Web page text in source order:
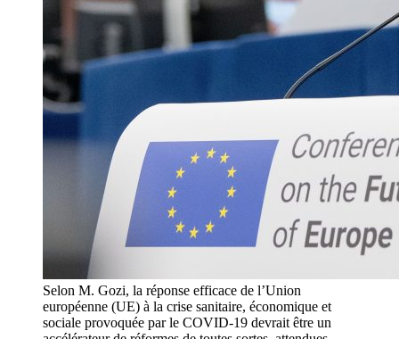
Selon M. Gozi, la réponse efficace de l’Union
européenne (UE) à la crise sanitaire, économique et
sociale provoquée par le COVID-19 devrait être un